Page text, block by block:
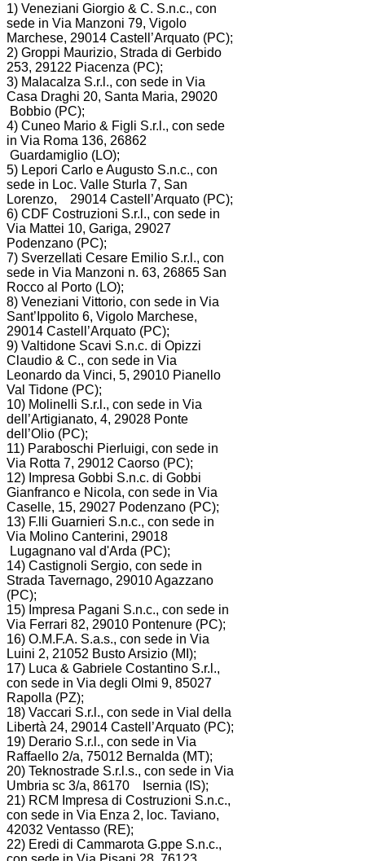
1) Veneziani Giorgio & C. S.n.c., con
sede in Via Manzoni 79, Vigolo
Marchese, 29014 Castell’Arquato (PC);
2) Groppi Maurizio, Strada di Gerbido
253, 29122 Piacenza (PC);
3) Malacalza S.r.l., con sede in Via
Casa Draghi 20, Santa Maria, 29020
Bobbio (PC);
4) Cuneo Mario & Figli S.r.l., con sede
in Via Roma 136, 26862
Guardamiglio (LO);
5) Lepori Carlo e Augusto S.n.c., con
sede in Loc. Valle Sturla 7, San
Lorenzo, 29014 Castell’Arquato (PC);
6) CDF Costruzioni S.r.l., con sede in
Via Mattei 10, Gariga, 29027
Podenzano (PC);
7) Sverzellati Cesare Emilio S.r.l., con
sede in Via Manzoni n. 63, 26865 San
Rocco al Porto (LO);
8) Veneziani Vittorio, con sede in Via
Sant’Ippolito 6, Vigolo Marchese,
29014 Castell’Arquato (PC);
9) Valtidone Scavi S.n.c. di Opizzi
Claudio & C., con sede in Via
Leonardo da Vinci, 5, 29010 Pianello
Val Tidone (PC);
10) Molinelli S.r.l., con sede in Via
dell’Artigianato, 4, 29028 Ponte
dell’Olio (PC);
11) Paraboschi Pierluigi, con sede in
Via Rotta 7, 29012 Caorso (PC);
12) Impresa Gobbi S.n.c. di Gobbi
Gianfranco e Nicola, con sede in Via
Caselle, 15, 29027 Podenzano (PC);
13) F.lli Guarnieri S.n.c., con sede in
Via Molino Canterini, 29018
Lugagnano val d'Arda (PC);
14) Castignoli Sergio, con sede in
Strada Tavernago, 29010 Agazzano
(PC);
15) Impresa Pagani S.n.c., con sede in
Via Ferrari 82, 29010 Pontenure (PC);
16) O.M.F.A. S.a.s., con sede in Via
Luini 2, 21052 Busto Arsizio (MI);
17) Luca & Gabriele Costantino S.r.l.,
con sede in Via degli Olmi 9, 85027
Rapolla (PZ);
18) Vaccari S.r.l., con sede in Vial della
Libertà 24, 29014 Castell’Arquato (PC);
19) Derario S.r.l., con sede in Via
Raffaello 2/a, 75012 Bernalda (MT);
20) Teknostrade S.r.l.s., con sede in Via
Umbria sc 3/a, 86170 Isernia (IS);
21) RCM Impresa di Costruzioni S.n.c.,
con sede in Via Enza 2, loc. Taviano,
42032 Ventasso (RE);
22) Eredi di Cammarota G.ppe S.n.c.,